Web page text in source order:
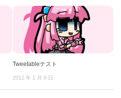
Tweetableテスト
2012 年 1 月 9 日